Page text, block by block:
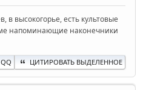
в высокогорье, есть культовые
напоминающие наконечники
QQ ЦИТИРОВАТЬ ВЫДЕЛЕННОЕ